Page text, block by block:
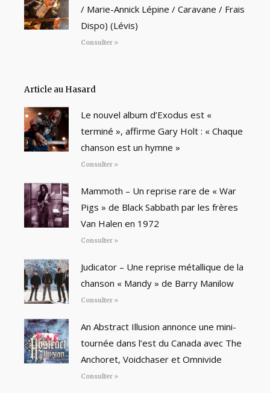
/ Marie-Annick Lépine / Caravane / Frais
Dispo) (Lévis)
Consulter »
Article au Hasard
Le nouvel album d’Exodus est «
terminé », affirme Gary Holt : « Chaque
chanson est un hymne »
Consulter »
Mammoth – Un reprise rare de « War
Pigs » de Black Sabbath par les frères
Van Halen en 1972
Consulter »
Judicator – Une reprise métallique de la
chanson « Mandy » de Barry Manilow
Consulter »
An Abstract Illusion annonce une mini-
tournée dans l’est du Canada avec The
Anchoret, Voidchaser et Omnivide
Consulter »